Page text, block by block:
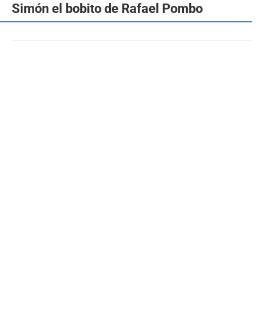
Simón el bobito de Rafael Pombo